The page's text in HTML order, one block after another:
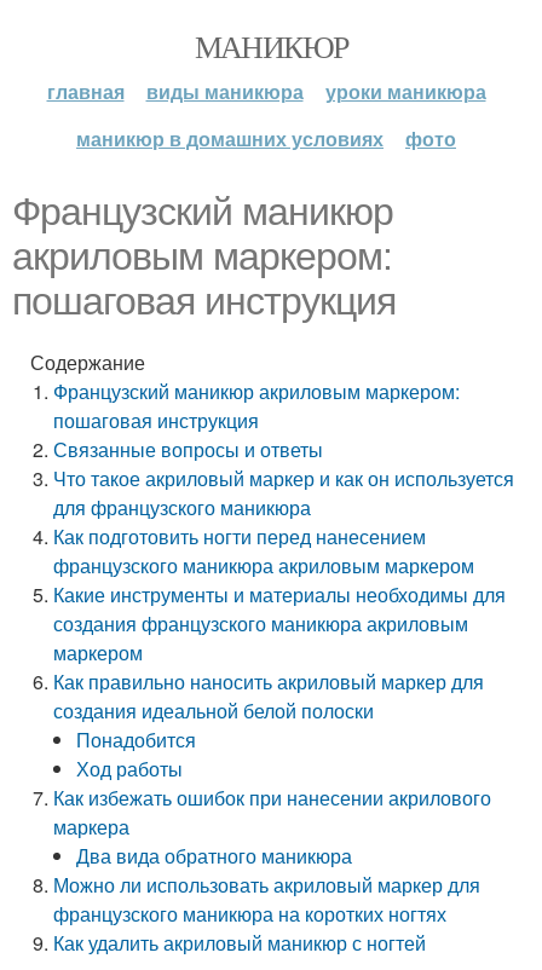
МАНИКЮР
главная виды маникюра
уроки маникюра
маникюр в домашних условиях
фото
Французский маникюр
акриловым маркером:
пошаговая инструкция
Содержание
Французский маникюр акриловым маркером:
пошаговая инструкция
Связанные вопросы и ответы
Что такое акриловый маркер и как он используется
для французского маникюра
Как подготовить ногти перед нанесением
французского маникюра акриловым маркером
Какие инструменты и материалы необходимы для
создания французского маникюра акриловым
маркером
Как правильно наносить акриловый маркер для
создания идеальной белой полоски
Понадобится
Ход работы
Как избежать ошибок при нанесении акрилового
маркера
Два вида обратного маникюра
Можно ли использовать акриловый маркер для
французского маникюра на коротких ногтях
Как удалить акриловый маникюр с ногтей